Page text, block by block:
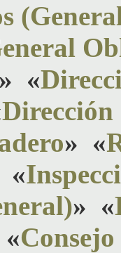
» «
Dirección
» «
«
» «
«